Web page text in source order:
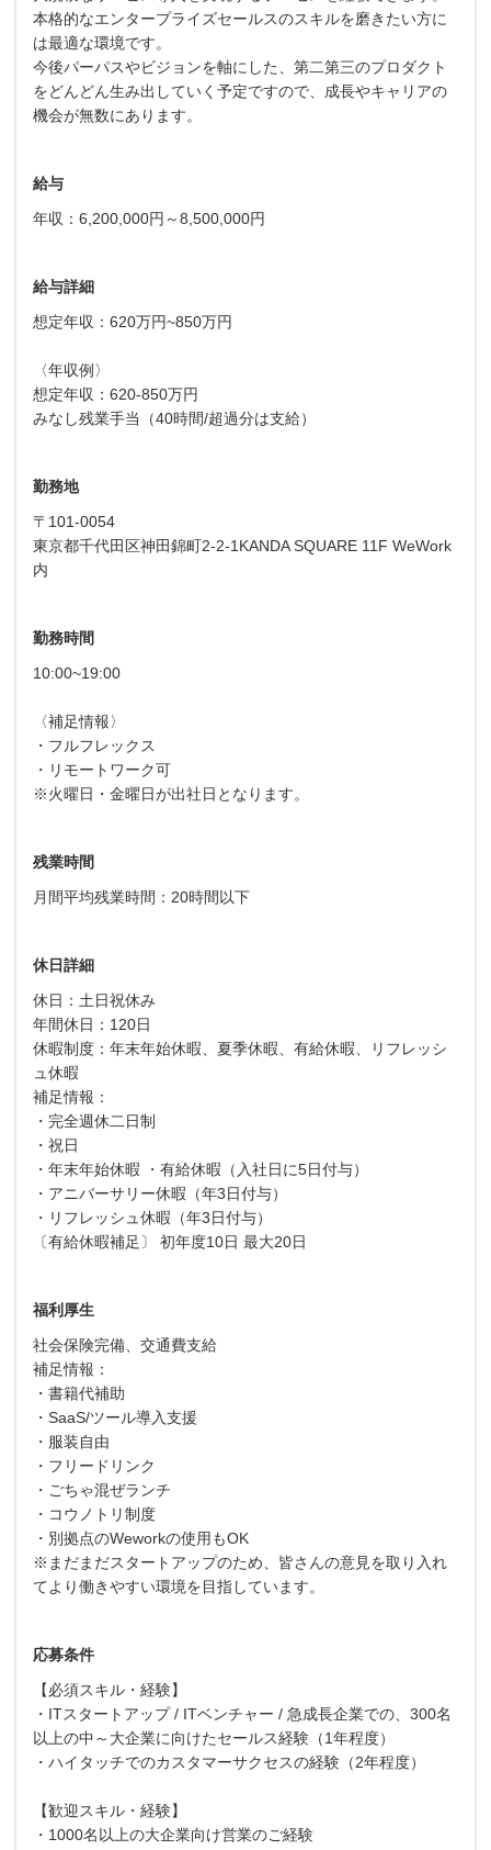
本格的なエンタープライズセールスのスキルを磨きたい方に
は最適な環境です。
今後パーパスやビジョンを軸にした、第二第三のプロダクト
をどんどん生み出していく予定ですので、成長やキャリアの
機会が無数にあります。
給与
年収：6,200,000円～8,500,000円
給与詳細
想定年収：620万円~850万円
〈年収例〉
想定年収：620-850万円
みなし残業手当（40時間/超過分は支給）
勤務地
〒101-0054
東京都千代田区神田錦町2-2-1KANDA SQUARE 11F WeWork
内
勤務時間
10:00~19:00
〈補足情報〉
・フルフレックス
・リモートワーク可
※火曜日・金曜日が出社日となります。
残業時間
月間平均残業時間：20時間以下
休日詳細
休日：土日祝休み
年間休日：120日
休暇制度：年末年始休暇、夏季休暇、有給休暇、リフレッシ
ュ休暇
補足情報：
・完全週休二日制
・祝日
・年末年始休暇 ・有給休暇（入社日に5日付与）
・アニバーサリー休暇（年3日付与）
・リフレッシュ休暇（年3日付与）
〔有給休暇補足〕 初年度10日 最大20日
福利厚生
社会保険完備、交通費支給
補足情報：
・書籍代補助
・SaaS/ツール導入支援
・服装自由
・フリードリンク
・ごちゃ混ぜランチ
・コウノトリ制度
・別拠点のWeworkの使用もOK
※まだまだスタートアップのため、皆さんの意見を取り入れ
てより働きやすい環境を目指しています。
応募条件
【必須スキル・経験】
・ITスタートアップ / ITベンチャー / 急成長企業での、300名
以上の中～大企業に向けたセールス経験（1年程度）
・ハイタッチでのカスタマーサクセスの経験（2年程度）
【歓迎スキル・経験】
・1000名以上の大企業向け営業のご経験